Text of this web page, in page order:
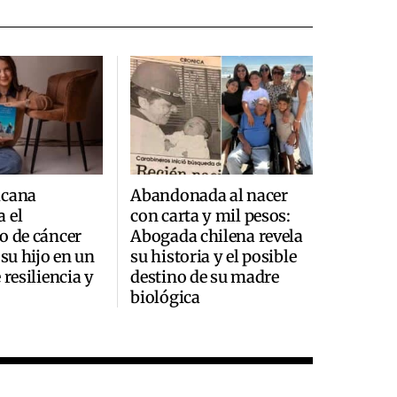
el
de cáncer
hijo en un
y
Abandonada al nacer
con carta y mil pesos:
Abogada chilena revela
su historia y el posible
destino de su madre
biológica